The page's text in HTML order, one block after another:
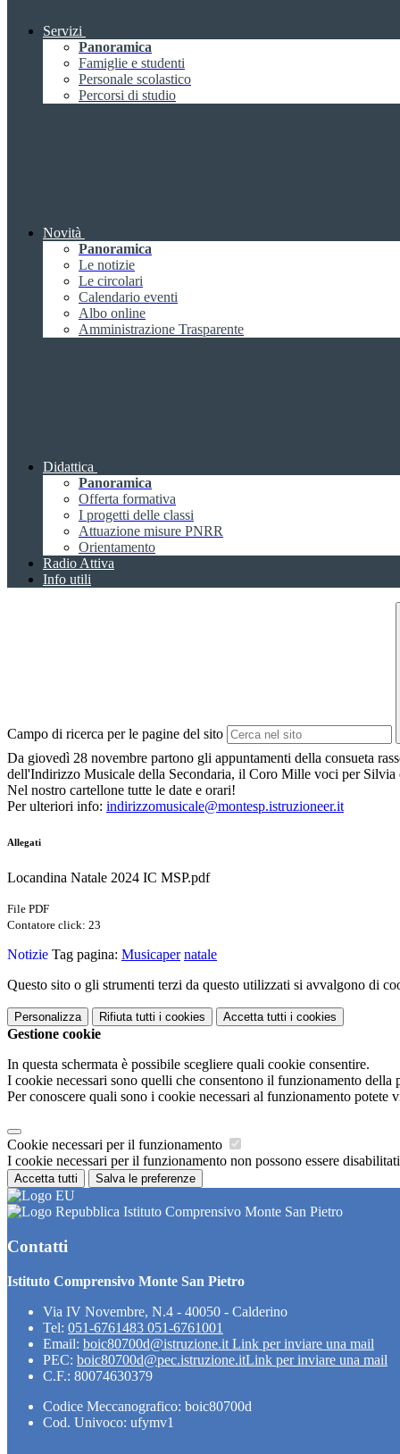
Servizi
Panoramica
Famiglie e studenti
Personale scolastico
Percorsi di studio
Novità
Panoramica
Le notizie
Le circolari
Calendario eventi
Albo online
Amministrazione Trasparente
Didattica
Panoramica
Offerta formativa
I progetti delle classi
Attuazione misure PNRR
Orientamento
Radio Attiva
Info utili
Campo di ricerca per le pagine del sito
Da giovedì 28 novembre partono gli appuntamenti della consueta
dell'Indirizzo Musicale della Secondaria, il Coro Mille voci per
Nel nostro cartellone tutte le date e orari!
Per ulteriori info: indirizzomusicale@montesp.istruzioneer.it
Allegati
Locandina Natale 2024 IC MSP.pdf
File PDF
Contatore click: 23
Notizie Tag pagina: Musicaper natale
Questo sito o gli strumenti terzi da questo utilizzati si avvalgono di
Personalizza Rifiuta tutti i cookies Accetta tutti i cookies
Gestione cookie
In questa schermata è possibile scegliere quali cookie consentire.
I cookie necessari sono quelli che consentono il funzionamento
Per conoscere quali sono i cookie necessari al funzionamento potete
Cookie necessari per il funzionamento
I cookie necessari per il funzionamento non possono essere
Accetta tutti Salva le preferenze
Istituto Comprensivo Monte San Pietro
Contatti
Istituto Comprensivo Monte San Pietro
Via IV Novembre, N.4 - 40050 - Calderino
Tel: 051-6761483 051-6761001
Email: boic80700d@istruzione.it Link per inviare una mail
PEC: boic80700d@pec.istruzione.itLink per inviare una mail
C.F.: 80074630379
Codice Meccanografico: boic80700d
Cod. Univoco: ufymv1